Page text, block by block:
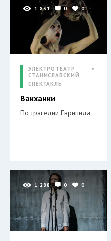
1 831 0 0
ЭЛЕКТРОТЕАТР
СТАНИСЛАВСКИЙ
СПЕКТАКЛЬ
Вакханки
По трагедии Еврипида
1 288 0 0